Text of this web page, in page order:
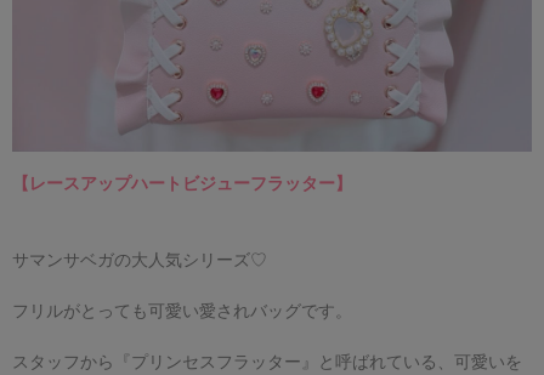
【レースアップハートビジューフラッター】
サマンサベガの大人気シリーズ♡
フリルがとっても可愛い愛されバッグです。
スタッフから『プリンセスフラッター』と呼ばれている、可愛いを